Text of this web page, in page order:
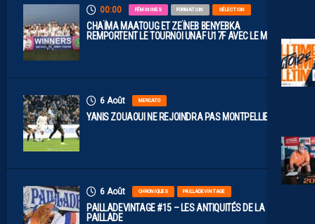
00:00 FÉMININES FORMATION SÉLECTION
CHAÏMA MAATOUG ET ZEÏNEB BENYEBKA
REMPORTENT LE TOURNOI UNAF U17F AVEC LE MAROC
6 Août MERCATO
YANIS ZOUAOUI NE REJOINDRA PAS MONTPELLIER…
6 Août CHRONIQUES PAILLADEVINTAGE
PAILLADEVINTAGE #15 – LES ANTIQUITÉS DE LA
PAILLADE